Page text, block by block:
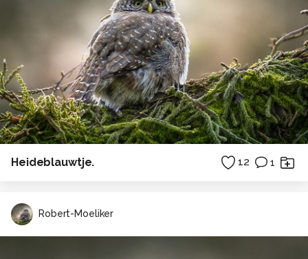
Heideblauwtje. 12 1
Robert-Moeliker